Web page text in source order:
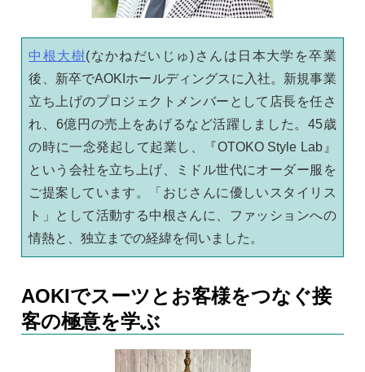
中根大樹(なかねだいじゅ)さんは日本大学を卒業
後、新卒でAOKIホールディングスに入社。新規事業
立ち上げのプロジェクトメンバーとして店長を任さ
れ、6億円の売上をあげるなど活躍しました。45歳
の時に一念発起して起業し、『OTOKO Style Lab』
という会社を立ち上げ、ミドル世代にオーダー服を
ご提案しています。「おじさんに優しいスタイリス
ト」として活動する中根さんに、ファッションへの
情熱と、独立までの経緯を伺いました。
AOKIでスーツとお客様をつなぐ接
客の極意を学ぶ